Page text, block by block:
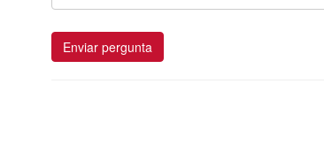
Enviar pergunta